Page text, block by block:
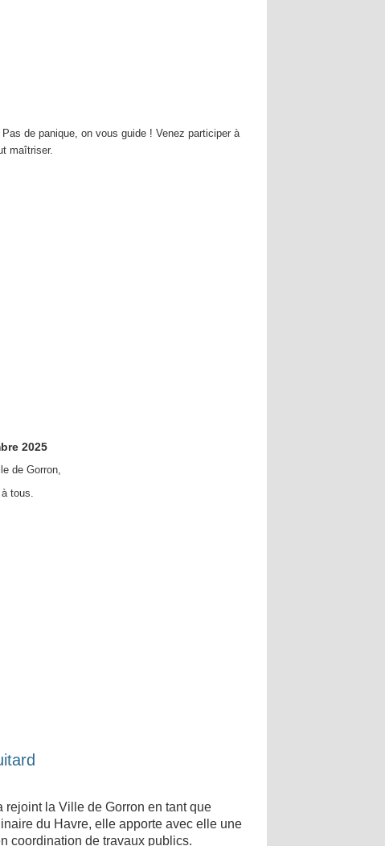
de panique, on vous guide ! Venez participer à
maîtriser.
2025
de Gorron,
tous.
rejoint la Ville de Gorron en tant que
du Havre, elle apporte avec elle une
coordination de travaux publics.